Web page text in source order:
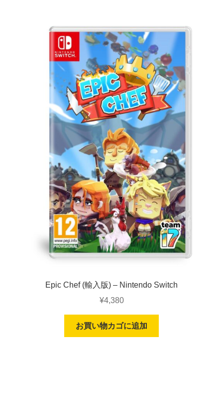
Epic Chef (輸入版) – Nintendo Switch
¥4,380
お買い物カゴに追加